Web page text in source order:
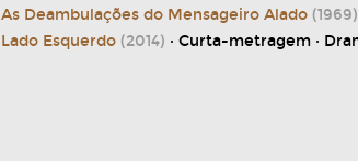
As Deambulações do Mensageiro Alado (1969)
Lado Esquerdo (2014) · Curta-metragem ·